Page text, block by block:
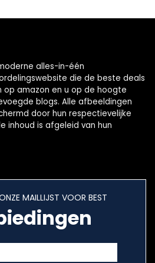
alles-in-één
die de beste deals
op amazon en u op de hoogte
blogs. Alle afbeeldingen
door hun respectievelijke
inhoud is afgeleid van hun
MAILLIJST VOOR BEST